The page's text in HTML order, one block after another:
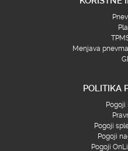
Menjava
POLITIKA
Pogoji
Pogoji
Pogoji